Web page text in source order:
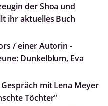
der Shoa und
ihr aktuelles Buch
/ einer Autorin -
Dunkelblum, Eva
mit Lena Meyer
Töchter"